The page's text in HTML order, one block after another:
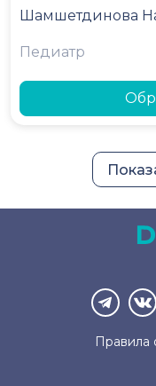
Шамшетдинова
Педиатр
Правила